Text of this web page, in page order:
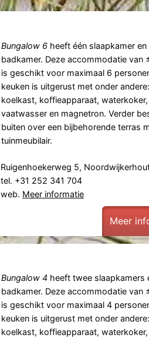
Bungalow 6heeft één slaapkamer en
badkamer. Deze accommodatie van
is geschikt voor maximaal 6
keuken is uitgerust met onder andere:
koelkast, koffieapparaat, waterkoker,
vaatwasser en magnetron. Verder
buiten over een bijbehorende terras
tuinmeubilair.
Ruigenhoekerweg 5,
tel. +31 252 341 704
web. Meer informatie
Meer
Bungalow 4heeft twee slaapkamers
badkamer. Deze accommodatie van
is geschikt voor maximaal 4
keuken is uitgerust met onder andere:
koelkast, koffieapparaat, waterkoker,